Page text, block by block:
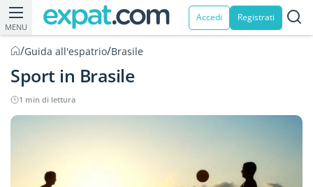
MENU
Accedi Registrati
/Guida all'espatrio/Brasile
Sport in Brasile
1 min di lettura